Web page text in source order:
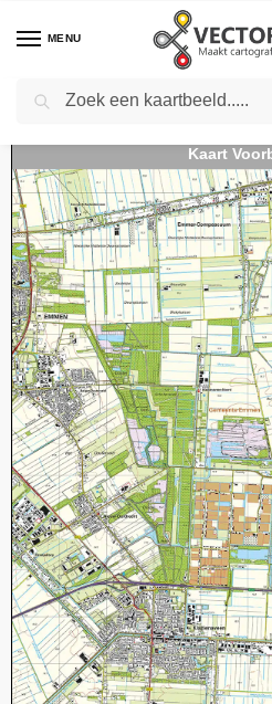
MENU
Home Kaarten - Topografische kaarten